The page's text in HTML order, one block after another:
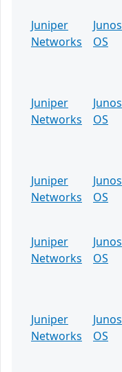
Juniper
Networks
Junos
OS
Juniper
Networks
Junos
OS
Juniper
Networks
Junos
OS
Juniper
Networks
Junos
OS
Juniper
Networks
Junos
OS